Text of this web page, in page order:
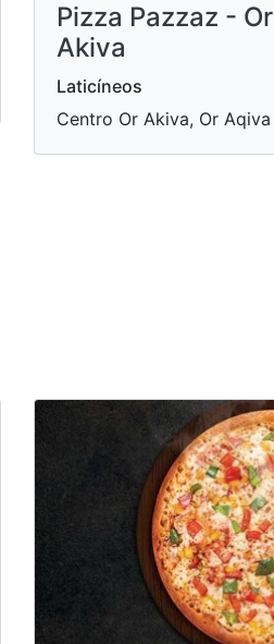
Pizza Pazzaz - Or
Akiva
Laticíneos
Centro Or Akiva, Or Aqiva